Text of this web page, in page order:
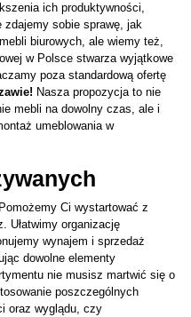
ich produktywności,
zdajemy sobie sprawę, jak
biurowych, ale wiemy też,
w Polsce stwarza wyjątkowe
i kosztowne wyzwania, dlatego wykraczamy poza standardową ofertę
Nasza propozycja to nie
mebli na dowolny czas, ale i
umeblowania w
Ci wystartować z
Ułatwimy organizację
wynajem i sprzedaż
dowolne elementy
nie musisz martwić się o
poszczególnych
oraz wyglądu, czy